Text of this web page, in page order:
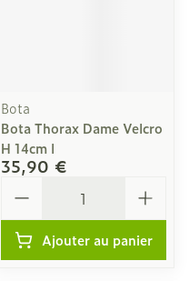
Bota
Bota Thorax Dame Velcro
H 14cm l
35,90 €
Ajouter au panier